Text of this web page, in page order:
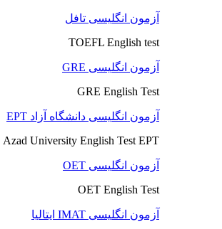
آزمون انگلیسی تافل
TOEFL English test
آزمون انگلیسی GRE
GRE English Test
آزمون انگلیسی دانشگاه آزاد EPT
Azad University English Test EPT
آزمون انگلیسی OET
OET English Test
آزمون انگلیسی IMAT ایتالیا